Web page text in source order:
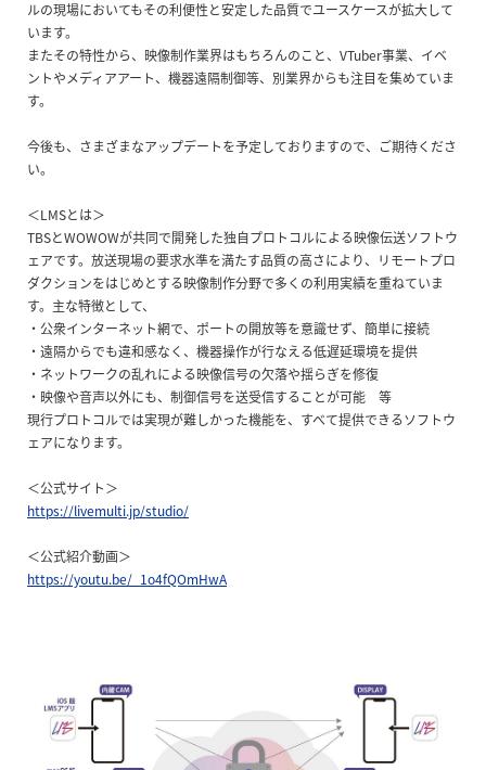
ルの現場においてもその利便性と安定した品質でユースケースが拡大して
います。
またその特性から、映像制作業界はもちろんのこと、VTuber事業、イベ
ントやメディアアート、機器遠隔制御等、別業界からも注目を集めていま
す。
今後も、さまざまなアップデートを予定しておりますので、ご期待くださ
い。
＜LMSとは＞
TBSとWOWOWが共同で開発した独自プロトコルによる映像伝送ソフトウ
ェアです。放送現場の要求水準を満たす品質の高さにより、リモートプロ
ダクションをはじめとする映像制作分野で多くの利用実績を重ねていま
す。主な特徴として、
・公衆インターネット網で、ポートの開放等を意識せず、簡単に接続
・遠隔からでも違和感なく、機器操作が行なえる低遅延環境を提供
・ネットワークの乱れによる映像信号の欠落や揺らぎを修復
・映像や音声以外にも、制御信号を送受信することが可能 等
現行プロトコルでは実現が難しかった機能を、すべて提供できるソフトウ
ェアになります。
＜公式サイト＞
https://livemulti.jp/studio/
＜公式紹介動画＞
https://youtu.be/_1o4fQOmHwA